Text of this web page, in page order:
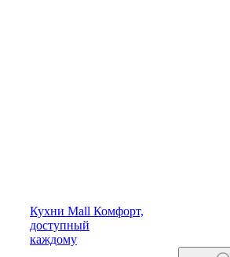
Кухни Mall Комфорт,
доступный
каждому